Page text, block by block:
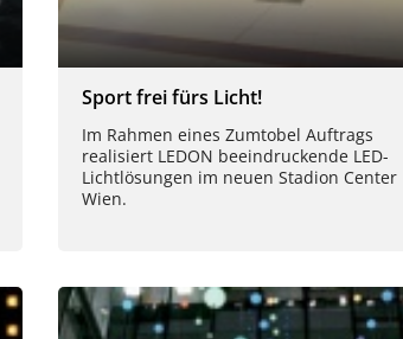
Sport frei fürs Licht!
Im Rahmen eines Zumtobel Auftrags
realisiert LEDON beeindruckende LED-
Lichtlösungen im neuen Stadion Center
Wien.